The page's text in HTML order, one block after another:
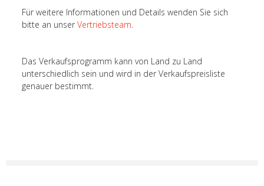
Für weitere Informationen und Details wenden Sie sich
bitte an unserVertriebsteam.
Das Verkaufsprogramm kann von Land zu Land
unterschiedlich sein und wird in der Verkaufspreisliste
genauer bestimmt.